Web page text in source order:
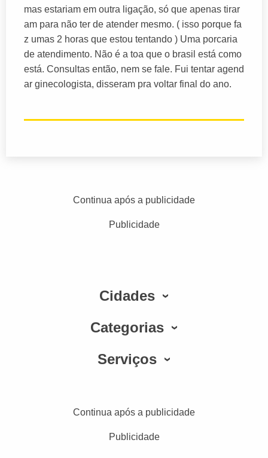
mas estariam em outra ligação, só que apenas tirar
am para não ter de atender mesmo. ( isso porque fa
z umas 2 horas que estou tentando ) Uma porcaria
de atendimento. Não é a toa que o brasil está como
está. Consultas então, nem se fale. Fui tentar agend
ar ginecologista, disseram pra voltar final do ano.
Continua após a publicidade
Publicidade
Cidades
Categorias
Serviços
Continua após a publicidade
Publicidade